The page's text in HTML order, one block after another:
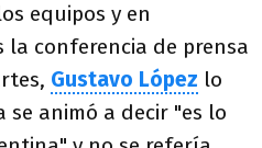
equipos y en
conferencia de prensa
Gustavo López lo
se animó a decir "es lo